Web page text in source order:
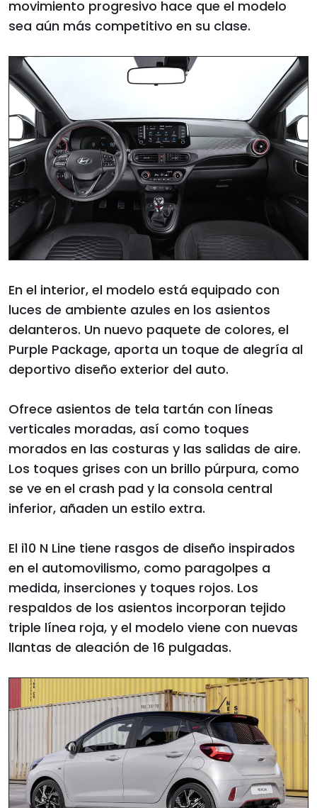
movimiento progresivo hace que el modelo
sea aún más competitivo en su clase.
En el interior, el modelo está equipado con
luces de ambiente azules en los asientos
delanteros. Un nuevo paquete de colores, el
Purple Package, aporta un toque de alegría al
deportivo diseño exterior del auto.
Ofrece asientos de tela tartán con líneas
verticales moradas, así como toques
morados en las costuras y las salidas de aire.
Los toques grises con un brillo púrpura, como
se ve en el crash pad y la consola central
inferior, añaden un estilo extra.
El i10 N Line tiene rasgos de diseño inspirados
en el automovilismo, como paragolpes a
medida, inserciones y toques rojos. Los
respaldos de los asientos incorporan tejido
triple línea roja, y el modelo viene con nuevas
llantas de aleación de 16 pulgadas.